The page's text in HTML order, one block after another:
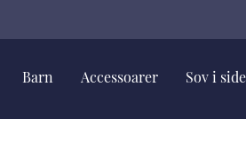
Barn Accessoarer Sov i